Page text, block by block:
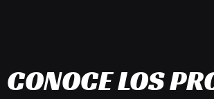
CONOCE LOS